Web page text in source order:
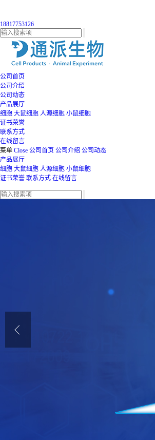
18817753126
公司首页
公司介绍
公司动态
产品展厅
细胞 大鼠细胞 人源细胞 小鼠细胞
证书荣誉
联系方式
在线留言
菜单 Close 公司首页 公司介绍 公司动态
产品展厅
细胞 大鼠细胞 人源细胞 小鼠细胞
证书荣誉 联系方式 在线留言